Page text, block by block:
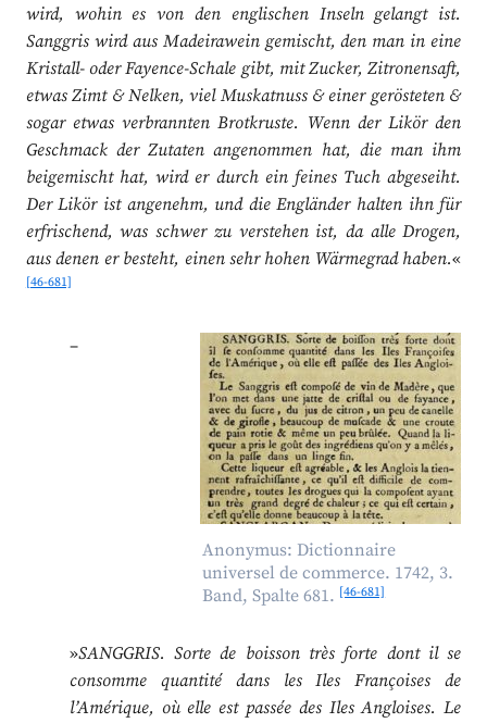
wird, wohin es von den englischen Inseln gelangt ist.
Sanggris wird aus Madeirawein gemischt, den man in eine
Kristall- oder Fayence-Schale gibt, mit Zucker, Zitronensaft,
etwas Zimt & Nelken, viel Muskatnuss & einer gerösteten &
sogar etwas verbrannten Brotkruste. Wenn der Likör den
Geschmack der Zutaten angenommen hat, die man ihm
beigemischt hat, wird er durch ein feines Tuch abgeseiht.
Der Likör ist angenehm, und die Engländer halten ihn für
erfrischend, was schwer zu verstehen ist, da alle Drogen,
aus denen er besteht, einen sehr hohen Wärmegrad haben.«
[46-681]
Anonymus: Dictionnaire
universel de commerce. 1742, 3.
Band, Spalte 681. [46-681]
–
»SANGGRIS. Sorte de boisson très forte dont il se
consomme quantité dans les Iles Françoises de
l’Amérique, où elle est passée des Iles Angloises. Le